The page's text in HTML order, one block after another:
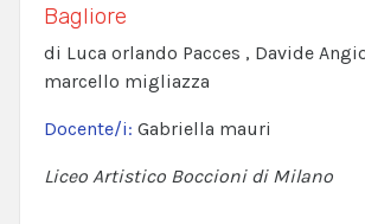
Bagliore
di Luca orlando Pacces , Davide
marcello migliazza
Docente/i: Gabriella mauri
Liceo Artistico Boccioni di Milano